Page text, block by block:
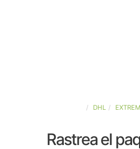
DHL
Rastrea el